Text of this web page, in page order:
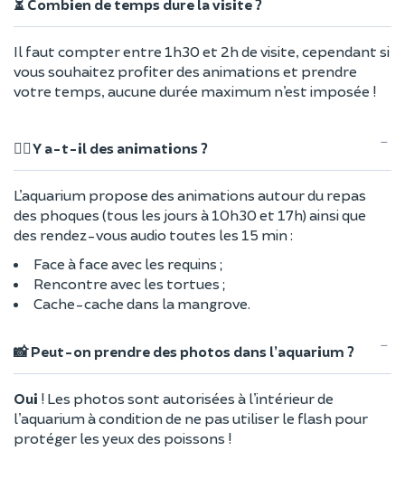
⏳ Combien de temps dure la visite ?
Il faut compter entre 1h30 et 2h de visite, cependant si
vous souhaitez profiter des animations et prendre
votre temps, aucune durée maximum n’est imposée !
🤹‍♀️ Y a-t-il des animations ?
L’aquarium propose des animations autour du repas
des phoques (tous les jours à 10h30 et 17h) ainsi que
des rendez-vous audio toutes les 15 min :
Face à face avec les requins ;
Rencontre avec les tortues ;
Cache-cache dans la mangrove.
📸 Peut-on prendre des photos dans l’aquarium ?
Oui ! Les photos sont autorisées à l’intérieur de
l’aquarium à condition de ne pas utiliser le flash pour
protéger les yeux des poissons !